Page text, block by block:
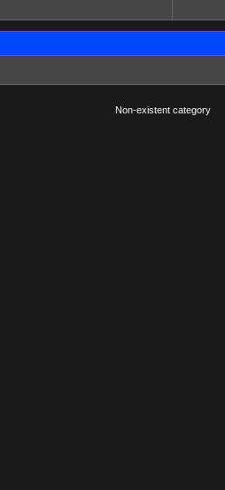
Non-existent category